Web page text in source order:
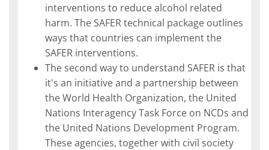
interventions to reduce alcohol related
harm. The SAFER technical package outlines
ways that countries can implement the
SAFER interventions.
The second way to understand SAFER is that
it's an initiative and a partnership between
the World Health Organization, the United
Nations Interagency Task Force on NCDs and
the United Nations Development Program.
These agencies, together with civil society